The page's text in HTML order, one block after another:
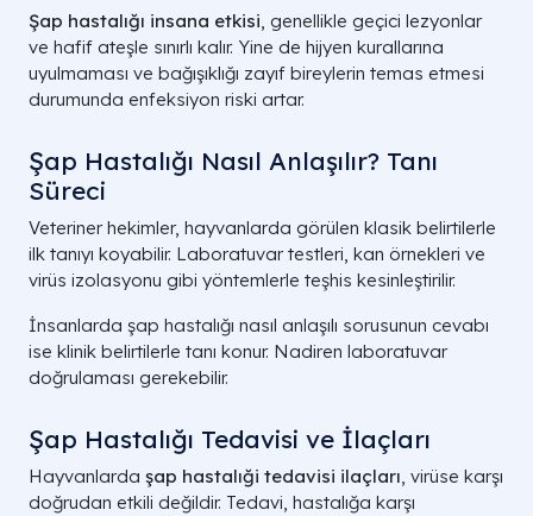
Şap hastalığı insana etkisi, genellikle geçici lezyonlar
ve hafif ateşle sınırlı kalır. Yine de hijyen kurallarına
uyulmaması ve bağışıklığı zayıf bireylerin temas etmesi
durumunda enfeksiyon riski artar.
Şap Hastalığı Nasıl Anlaşılır? Tanı
Süreci
Veteriner hekimler, hayvanlarda görülen klasik belirtilerle
ilk tanıyı koyabilir. Laboratuvar testleri, kan örnekleri ve
virüs izolasyonu gibi yöntemlerle teşhis kesinleştirilir.
İnsanlarda şap hastalığı nasıl anlaşılı sorusunun cevabı
ise klinik belirtilerle tanı konur. Nadiren laboratuvar
doğrulaması gerekebilir.
Şap Hastalığı Tedavisi ve İlaçları
Hayvanlarda şap hastalıği tedavisi ilaçları, virüse karşı
doğrudan etkili değildir. Tedavi, hastalığa karşı